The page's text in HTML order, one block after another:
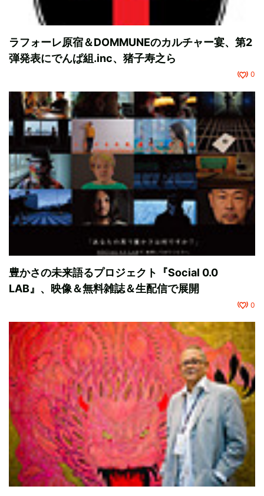
ラフォーレ原宿＆DOMMUNEのカルチャー宴、第2
弾発表にでんぱ組.inc、猪子寿之ら
0
豊かさの未来語るプロジェクト『Social 0.0
LAB』、映像＆無料雑誌＆生配信で展開
0